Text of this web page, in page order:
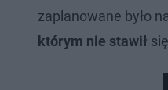
zaplanowane było
którym nie stawił